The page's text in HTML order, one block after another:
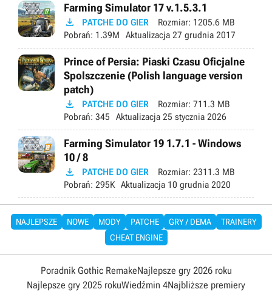
Farming Simulator 17 v.1.5.3.1
 PATCHE DO GIER Rozmiar: 1205.6 MB
Pobrań: 1.39M Aktualizacja 27 grudnia 2017
Prince of Persia: Piaski Czasu Oficjalne
Spolszczenie (Polish language version
patch)
 PATCHE DO GIER Rozmiar: 711.3 MB
Pobrań: 345 Aktualizacja 25 stycznia 2026
Farming Simulator 19 1.7.1 - Windows
10 / 8
 PATCHE DO GIER Rozmiar: 2311.3 MB
Pobrań: 295K Aktualizacja 10 grudnia 2020
NAJLEPSZE NOWE MODY PATCHE GRY / DEMA
TRAINERY
CHEAT ENGINE
Poradnik Gothic RemakeNajlepsze gry 2026 roku
Najlepsze gry 2025 rokuWiedźmin 4Najbliższe premiery